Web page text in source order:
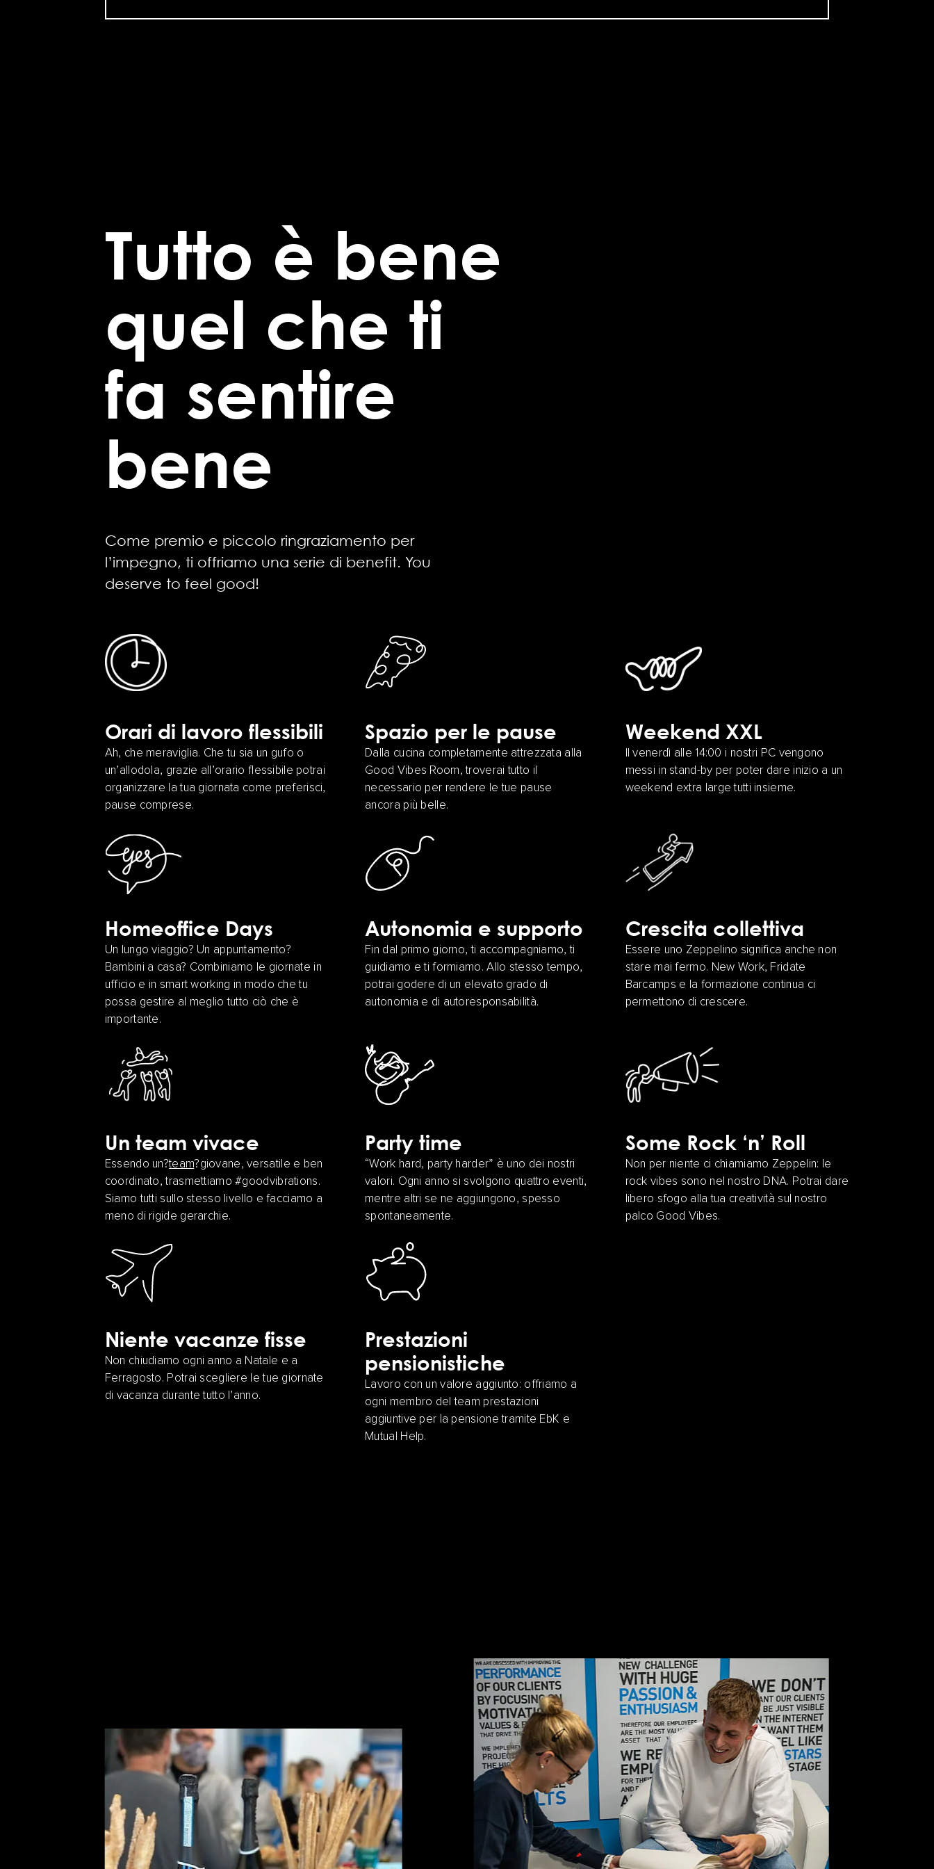
Tutto è bene
quel che ti
fa sentire
bene
Come premio e piccolo ringraziamento per
l’impegno, ti offriamo una serie di benefit. You
deserve to feel good!
Orari di lavoro flessibili
Ah, che meraviglia. Che tu sia un gufo o
un’allodola, grazie all’orario flessibile potrai
organizzare la tua giornata come preferisci,
pause comprese.
Spazio per le pause
Dalla cucina completamente attrezzata alla
Good Vibes Room, troverai tutto il
necessario per rendere le tue pause
ancora più belle.
Weekend XXL
Il venerdì alle 14:00 i nostri PC vengono
messi in stand-by per poter dare inizio a un
weekend extra large tutti insieme.
Homeoffice Days
Un lungo viaggio? Un appuntamento?
Bambini a casa? Combiniamo le giornate in
ufficio e in smart working in modo che tu
possa gestire al meglio tutto ciò che è
importante.
Autonomia e supporto
Fin dal primo giorno, ti accompagniamo, ti
guidiamo e ti formiamo. Allo stesso tempo,
potrai godere di un elevato grado di
autonomia e di autoresponsabilità.
Crescita collettiva
Essere uno Zeppelino significa anche non
stare mai fermo. New Work, Fridate
Barcamps e la formazione continua ci
permettono di crescere.
Un team vivace
Essendo un?team?giovane, versatile e ben
coordinato, trasmettiamo #goodvibrations.
Siamo tutti sullo stesso livello e facciamo a
meno di rigide gerarchie.
Party time
“Work hard, party harder” è uno dei nostri
valori. Ogni anno si svolgono quattro eventi,
mentre altri se ne aggiungono, spesso
spontaneamente.
Some Rock ‘n’ Roll
Non per niente ci chiamiamo Zeppelin: le
rock vibes sono nel nostro DNA. Potrai dare
libero sfogo alla tua creatività sul nostro
palco Good Vibes.
Niente vacanze fisse
Non chiudiamo ogni anno a Natale e a
Ferragosto. Potrai scegliere le tue giornate
di vacanza durante tutto l’anno.
Prestazioni
pensionistiche
Lavoro con un valore aggiunto: offriamo a
ogni membro del team prestazioni
aggiuntive per la pensione tramite EbK e
Mutual Help.